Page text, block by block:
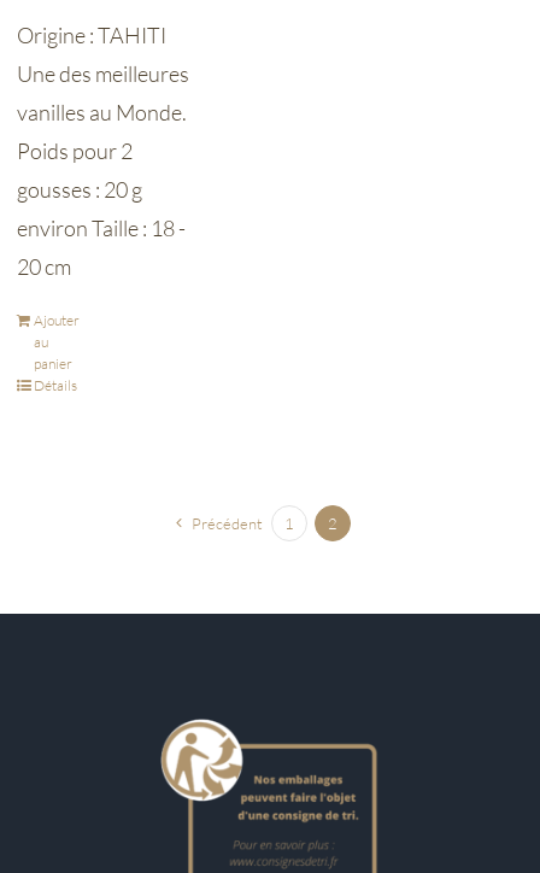
Origine : TAHITI
Une des meilleures
vanilles au Monde.
Poids pour 2
gousses : 20 g
environ Taille : 18 -
20 cm
Ajouter
au
panier
Détails
Précédent 1 2